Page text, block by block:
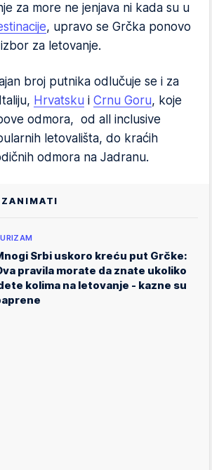
za more ne jenjava ni kada su u
, upravo se Grčka ponovo
za letovanje.
broj putnika odlučuje se i za
Hrvatsku i Crnu Goru, koje
odmora, od all inclusive
letovališta, do kraćih
odmora na Jadranu.
Srbi uskoro kreću put Grčke:
pravila morate da znate ukoliko
kolima na letovanje - kazne su